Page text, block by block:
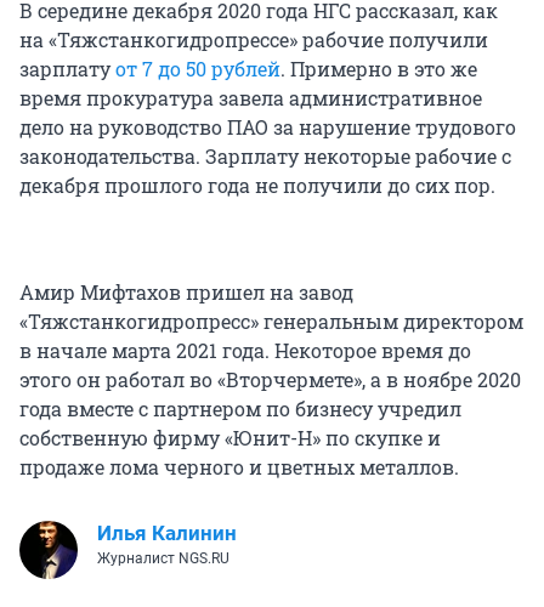
В середине декабря 2020 года НГС рассказал, как
на «Тяжстанкогидропрессе» рабочие получили
зарплатуот 7 до 50 рублей. Примерно в это же
время прокуратура завела административное
дело на руководство ПАО за нарушение трудового
законодательства. Зарплату некоторые рабочие с
декабря прошлого года не получили до сих пор.
Амир Мифтахов пришел на завод
«Тяжстанкогидропресс» генеральным директором
в начале марта 2021 года. Некоторое время до
этого он работал во «Вторчермете», а в ноябре 2020
года вместе с партнером по бизнесу учредил
собственную фирму «Юнит-Н» по скупке и
продаже лома черного и цветных металлов.
Илья Калинин
Журналист NGS.RU